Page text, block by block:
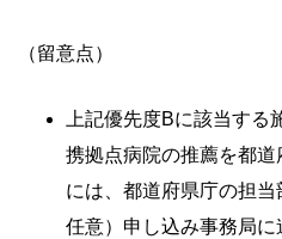
（留意点）
上記優先度Bに該当す
携拠点病院の推薦を都
には、都道府県庁の担
任意）申し込み事務局